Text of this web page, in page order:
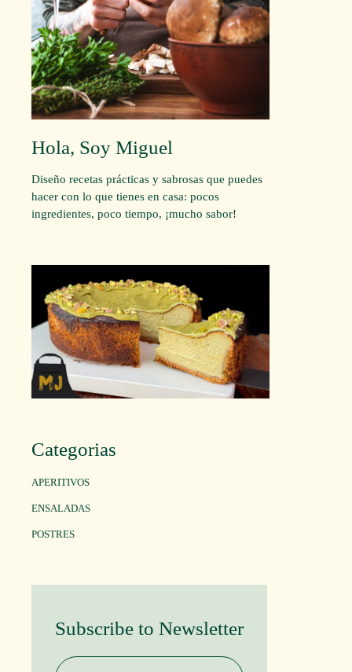
Hola, Soy Miguel
Diseño recetas prácticas y sabrosas que puedes
hacer con lo que tienes en casa: pocos
ingredientes, poco tiempo, ¡mucho sabor!
Categorias
APERITIVOS
ENSALADAS
POSTRES
Subscribe to Newsletter